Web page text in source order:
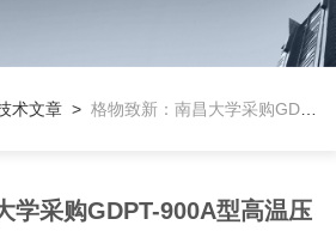
术文章 >格物致新：南昌大学采购GDPT-900A型高温压电测试系统
学采购GDPT-900A型高温压